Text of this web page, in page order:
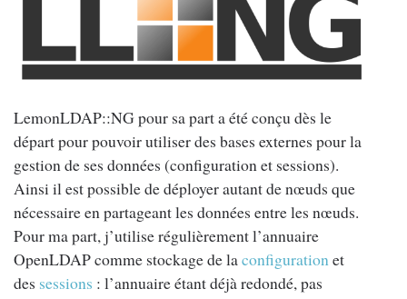
LemonLDAP::NG pour sa part a été conçu dès le
départ pour pouvoir utiliser des bases externes pour la
gestion de ses données (configuration et sessions).
Ainsi il est possible de déployer autant de nœuds que
nécessaire en partageant les données entre les nœuds.
Pour ma part, j’utilise régulièrement l’annuaire
OpenLDAP comme stockage de laconfiguration et
des sessions : l’annuaire étant déjà redondé, pas